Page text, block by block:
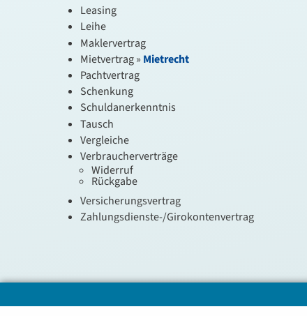
Leasing
Leihe
Maklervertrag
Mietvertrag » Mietrecht
Pachtvertrag
Schenkung
Schuldanerkenntnis
Tausch
Vergleiche
Verbraucherverträge
Widerruf
Rückgabe
Versicherungsvertrag
Zahlungsdienste-/Girokontenvertrag